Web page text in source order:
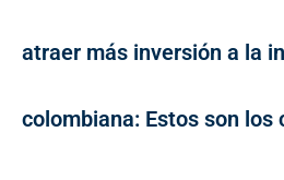
atraer más inversión a la
colombiana: Estos son los